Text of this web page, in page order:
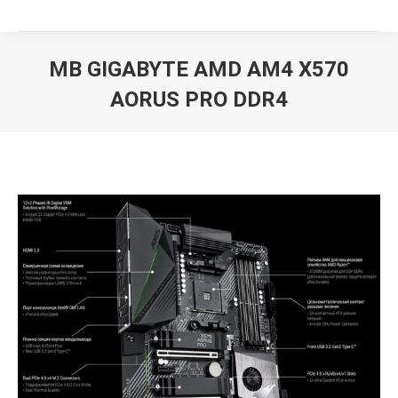
MB GIGABYTE AMD AM4 X570
AORUS PRO DDR4